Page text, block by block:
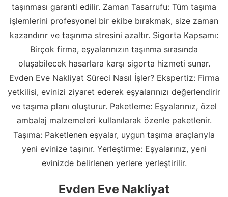
taşınması garanti edilir. Zaman Tasarrufu: Tüm taşıma
işlemlerini profesyonel bir ekibe bırakmak, size zaman
kazandırır ve taşınma stresini azaltır. Sigorta Kapsamı:
Birçok firma, eşyalarınızın taşınma sırasında
oluşabilecek hasarlara karşı sigorta hizmeti sunar.
Evden Eve Nakliyat Süreci Nasıl İşler? Ekspertiz: Firma
yetkilisi, evinizi ziyaret ederek eşyalarınızı değerlendirir
ve taşıma planı oluşturur. Paketleme: Eşyalarınız, özel
ambalaj malzemeleri kullanılarak özenle paketlenir.
Taşıma: Paketlenen eşyalar, uygun taşıma araçlarıyla
yeni evinize taşınır. Yerleştirme: Eşyalarınız, yeni
evinizde belirlenen yerlere yerleştirilir.
Evden Eve Nakliyat